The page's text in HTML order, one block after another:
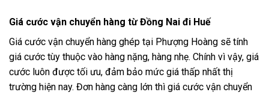
Giá cước vận chuyển hàng từ Đồng Nai đi Huế
Giá cước vận chuyển hàng ghép tại Phượng Hoàng sẽ tính
giá cước tùy thuộc vào hàng nặng, hàng nhẹ. Chính vì vậy, giá
cước luôn được tối ưu, đảm bảo mức giá thấp nhất thị
trường hiện nay. Đơn hàng càng lớn thì giá cước vận chuyển